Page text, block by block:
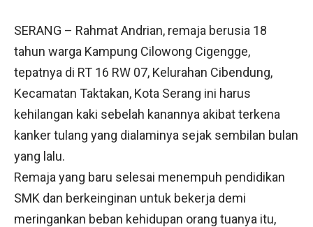
SERANG – Rahmat Andrian, remaja berusia 18
tahun warga Kampung Cilowong Cigengge,
tepatnya di RT 16 RW 07, Kelurahan Cibendung,
Kecamatan Taktakan, Kota Serang ini harus
kehilangan kaki sebelah kanannya akibat terkena
kanker tulang yang dialaminya sejak sembilan bulan
yang lalu.
Remaja yang baru selesai menempuh pendidikan
SMK dan berkeinginan untuk bekerja demi
meringankan beban kehidupan orang tuanya itu,